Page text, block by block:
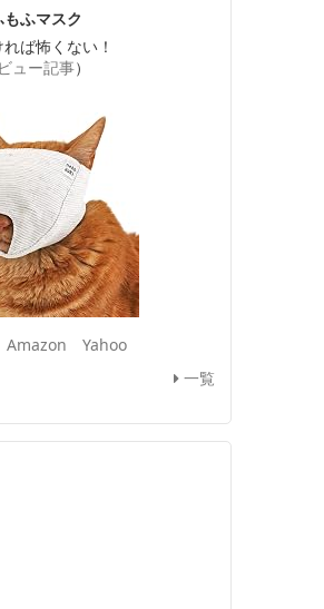
もふマスク
ば怖くない！
ュー記事）
Amazon
Yahoo
一覧